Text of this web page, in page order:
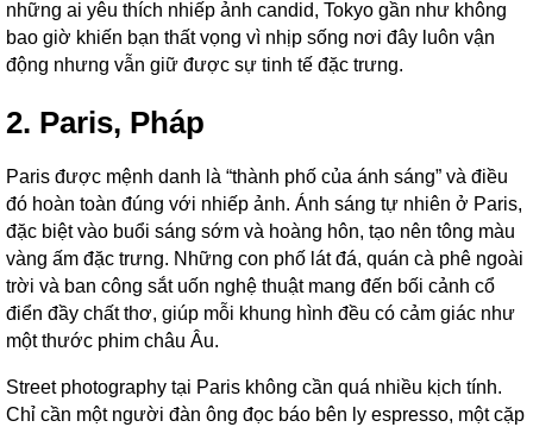
những ai yêu thích nhiếp ảnh candid, Tokyo gần như không
bao giờ khiến bạn thất vọng vì nhịp sống nơi đây luôn vận
động nhưng vẫn giữ được sự tinh tế đặc trưng.
2. Paris, Pháp
Paris được mệnh danh là “thành phố của ánh sáng” và điều
đó hoàn toàn đúng với nhiếp ảnh. Ánh sáng tự nhiên ở Paris,
đặc biệt vào buổi sáng sớm và hoàng hôn, tạo nên tông màu
vàng ấm đặc trưng. Những con phố lát đá, quán cà phê ngoài
trời và ban công sắt uốn nghệ thuật mang đến bối cảnh cổ
điển đầy chất thơ, giúp mỗi khung hình đều có cảm giác như
một thước phim châu Âu.
Street photography tại Paris không cần quá nhiều kịch tính.
Chỉ cần một người đàn ông đọc báo bên ly espresso, một cặp